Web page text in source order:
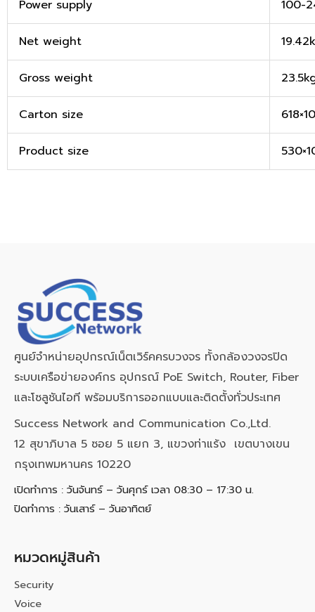
Power supply 100-
Net weight
Gross weight
Carton size
Product size
ศูนย์จำหน่ายอุปกรณ์เน็ตเวิร์คครบวงจร ทั้งกล้องวงจรปิด
ระบบเครือข่ายองค์กร อุปกรณ์ PoE Switch, Router, Fiber
และโซลูชันไอที พร้อมบริการออกแบบและติดตั้งทั่วประเทศ
Success Network and Communication Co.,Ltd.
12 สุขาภิบาล 5 ซอย 5 แยก 3, แขวงท่าแร้ง เขตบางเขน
กรุงเทพมหานคร 10220
เปิดทำการ : วันจันทร์ – วันศุกร์ เวลา 08:30 – 17:30 น.
ปิดทำการ : วันเสาร์ – วันอาทิตย์
หมวดหมู่สินค้า
Security
Voice